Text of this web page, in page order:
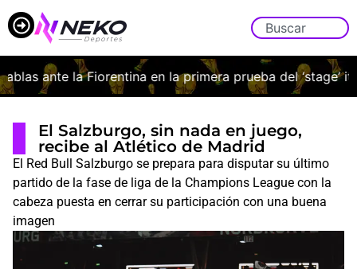
ante la Fiorentina en la primera prueba del ‘stage’
El Salzburgo, sin nada en juego,
recibe al Atlético de Madrid
El Red Bull Salzburgo se prepara para disputar su último
partido de la fase de liga de la Champions League con la
cabeza puesta en cerrar su participación con una buena
imagen